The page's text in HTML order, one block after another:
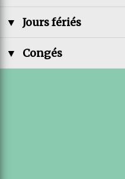
▼ Jours fériés
▼ Congés